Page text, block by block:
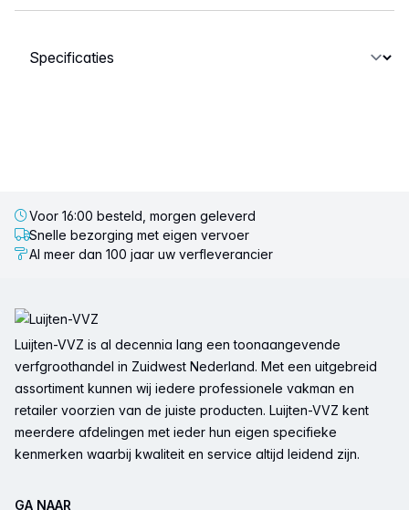
Selecteer een tabblad
Voor 16:00 besteld, morgen geleverd
Snelle bezorging met eigen vervoer
Al meer dan 100 jaar uw verfleverancier
Luijten-VVZ is al decennia lang een toonaangevende
verfgroothandel in Zuidwest Nederland. Met een uitgebreid
assortiment kunnen wij iedere professionele vakman en
retailer voorzien van de juiste producten. Luijten-VVZ kent
meerdere afdelingen met ieder hun eigen specifieke
kenmerken waarbij kwaliteit en service altijd leidend zijn.
GA NAAR